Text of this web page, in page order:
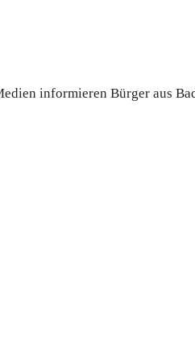
informieren Bürger aus